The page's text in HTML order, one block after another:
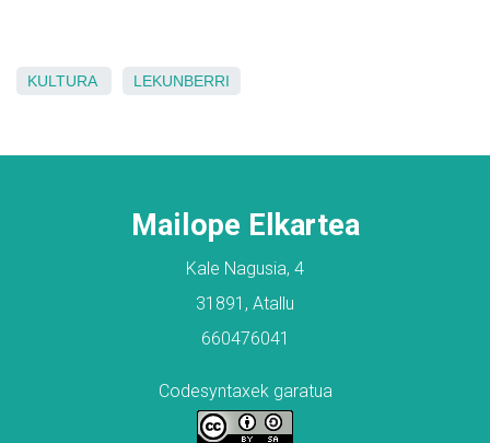
KULTURA LEKUNBERRI
Mailope Elkartea
Kale Nagusia, 4
31891, Atallu
660476041
Codesyntaxek garatua